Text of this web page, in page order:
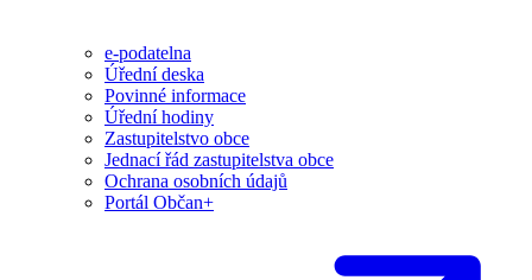
e-podatelna
Úřední deska
Povinné informace
Úřední hodiny
Zastupitelstvo obce
Jednací řád zastupitelstva obce
Ochrana osobních údajů
Portál Občan+